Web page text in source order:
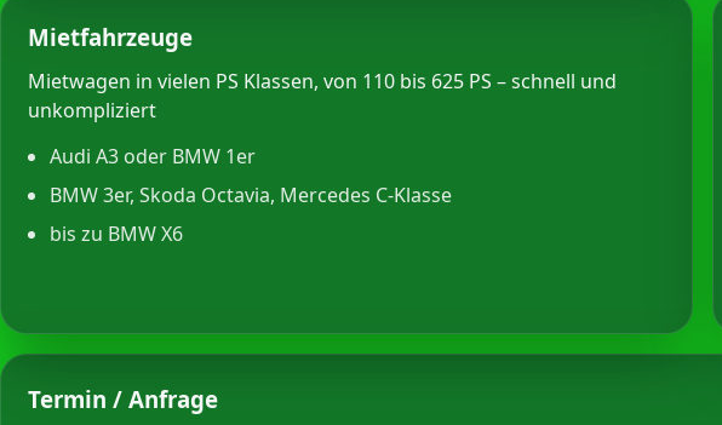
Mietfahrzeuge
Mietwagen in vielen PS Klassen, von 110 bis 625 PS – schnell und
unkompliziert
Audi A3 oder BMW 1er
BMW 3er, Skoda Octavia, Mercedes C-Klasse
bis zu BMW X6
Termin / Anfrage